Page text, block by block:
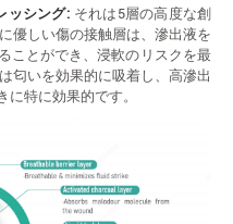
ッシング: それは5層の高度な創
優しい傷の接触層は、滲出液を
ことができ、浸軟のリスクを最
匂いを効果的に吸着し、高滲出
特に効果的です。